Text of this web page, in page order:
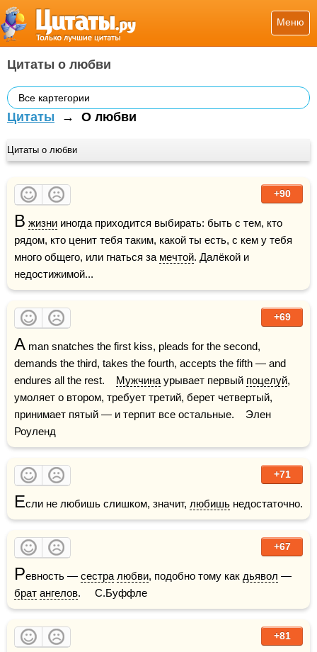
Меню
Цитаты о любви
Все картегории
Цитаты → О любви
Цитаты о любви
+90
В жизни иногда приходится выбирать: быть с тем, кто
рядом, кто ценит тебя таким, какой ты есть, с кем у тебя
много общего, или гнаться за мечтой. Далёкой и
недостижимой...
+69
A man snatches the first kiss, pleads for the second,
demands the third, takes the fourth, accepts the fifth — and
endures all the rest. Мужчина урывает первый поцелуй,
умоляет о втором, требует третий, берет четвертый,
принимает пятый — и терпит все остальные.    Элен
Роуленд
+71
Если не любишь слишком, значит, любишь недостаточно.
+67
Ревность — сестра любви, подобно тому как дьявол
брат ангелов.     С.Буффле
+81